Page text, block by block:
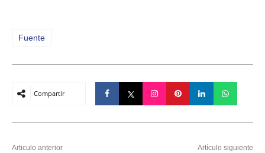
Fuente
Compartir
Articulo anterior Artículo siguiente